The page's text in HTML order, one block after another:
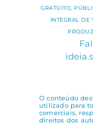
GRATUITO,
INTEGRAL DE
O conteúdo
utilizado para
comerciais,
direitos dos